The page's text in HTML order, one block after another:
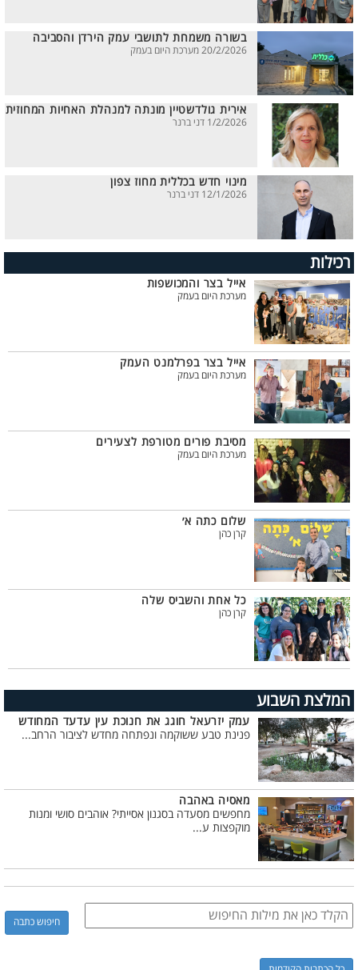
בשורה משמחת לתושבי עמק הירדן והסביבה
20/2/2026 מערכת היום בעמק
אירית גולדשטיין מונתה למנהלת האחיות המחוזית
1/2/2026 דני ברנר
מינוי חדש בכללית מחוז צפון
12/1/2026 דני ברנר
רכילות
אייל בצר והמכושפות
מערכת היום בעמק
אייל בצר בפרלמנט העמק
מערכת היום בעמק
מסיבת פורים מטורפת לצעירים
מערכת היום בעמק
שלום כתה א׳
קרן כהן
כל אחת והשביס שלה
קרן כהן
המלצת השבוע
עמק יזרעאל חוגג את חנוכת עין עדעד המחודש
פנינת טבע ששוקמה ונפתחה מחדש לציבור הרחב...
מאסיה באהבה
מחפשים מסעדה בסגנון אסייתי? אוהבים סושי ומנות
מוקפצות ע...